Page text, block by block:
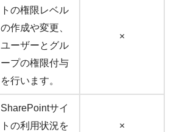
トの権限レベル
の作成や変更、
ユーザーとグル
ープの権限付与
を行います。
×
SharePointサイ
トの利用状況を
×